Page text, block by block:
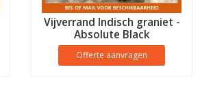
Vijverrand Indisch graniet -
Absolute Black
Offerte aanvragen